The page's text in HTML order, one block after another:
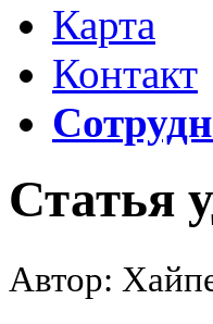
Карта
Контакт
Статья
Автор: